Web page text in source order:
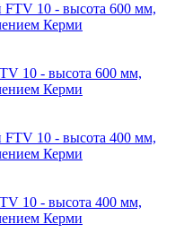
10 - высота 600 мм,
Керми
10 - высота 400 мм,
Керми